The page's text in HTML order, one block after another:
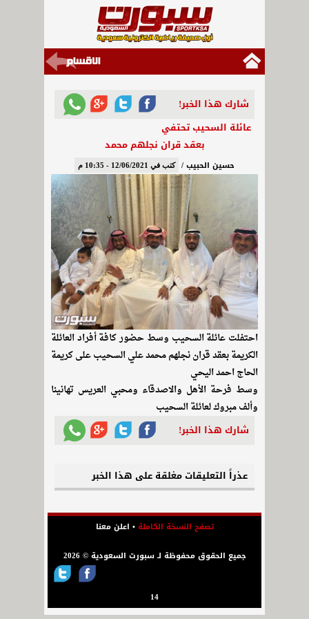
شارك هذا الخبر!
عائلة السحيب تحتفي
بعقد قران نجلهم محمد
حسين الحبيب / كتب في 12/06/2021 - 10:35 م
احتفلت عائلة السحيب وسط حضور كافة أفراد العائلة
الكريمة بعقد قران نجلهم محمد علي السحيب على كريمة
الحاج احمد اليحي
وسط فرحة الأهل والاصدقاء ومحبي العريس تهانينا
وألف مبروك لعائلة السحيب
شارك هذا الخبر!
عذراً التعليقات مغلقة على هذا الخبر
تصفح النسخة الكاملة• اعلن معنا
جميع الحقوق محفوظة لـ سبورت السعودية © 2026
14